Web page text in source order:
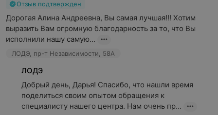
Отзыв подтвержден
Дорогая Алина Андреевна, Вы самая лучшая!!! Хотим
выразить Вам огромную благодарность за то, что Вы
исполнили нашу самую...
ЛОДЭ, пр-т Независимости, 58А
ЛОДЭ
Добрый день, Дарья! Спасибо, что нашли время
поделиться своим опытом обращения к
специалисту нашего центра. Нам очень пр...